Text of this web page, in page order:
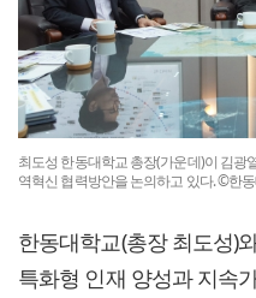
최도성 한동대학교 총장(가운데)이 김광
역혁신 협력방안을 논의하고 있다. ©한
한동대학교(총장 최도성)
특화형 인재 양성과 지속